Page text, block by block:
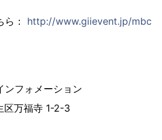
： http://www.giievent.jp/mbc
フォメーション
区万福寺 1-2-3